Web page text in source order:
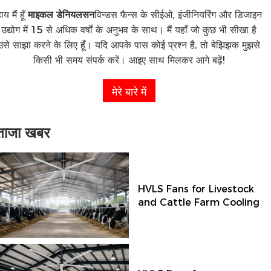
मैं हूँमाइकल डेनियलसनविन्डस फैन्स के सीईओ, इंजीनियरिंग और डिजाइन
उद्योग में 15 से अधिक वर्षों के अनुभव के साथ। मैं यहाँ जो कुछ भी सीखा है
साझा करने के लिए हूँ। यदि आपके पास कोई प्रश्न है, तो बेझिझक मुझसे
किसी भी समय संपर्क करें। आइए साथ मिलकर आगे बढ़ें!
मेरे बारे में
खबर
HVLS Fans for Livestock
and Cattle Farm Cooling